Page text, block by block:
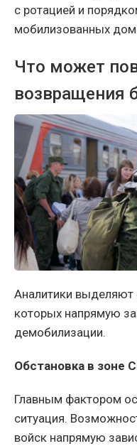
с ротацией и
мобилизованных
Что может
возвращения
Аналитики выделяют
которых напрямую
демобилизации.
Обстановка в зоне
Главным фактором
ситуация.
войск напрямую